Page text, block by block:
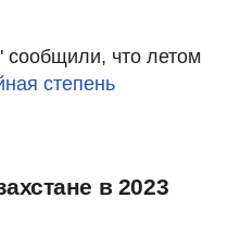
сообщили, что летом
степень
в 2023